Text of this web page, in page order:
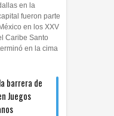
en la
fueron parte
en los XXV
Caribe Santo
en la cima
barrera de
Juegos